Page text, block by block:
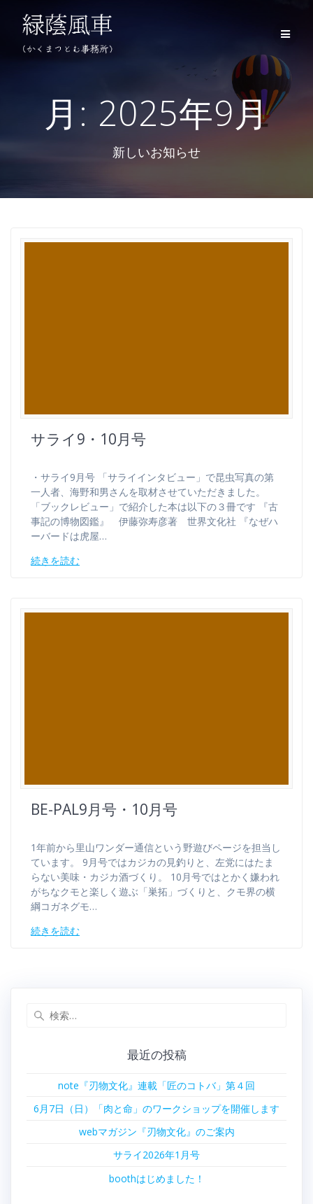
キ
ッ
月: 2025年9月
新しいお知らせ
サライ9・10月号
・サライ9月号 「サライインタビュー」で昆虫写真の第
一人者、海野和男さんを取材させていただきました。
「ブックレビュー」で紹介した本は以下の３冊です 『古
事記の博物図鑑』 伊藤弥寿彦著 世界文化社 『なぜハ
ーバードは虎屋…
続きを読む
BE-PAL9月号・10月号
1年前から里山ワンダー通信という野遊びページを担当し
ています。 9月号ではカジカの見釣りと、左党にはたま
らない美味・カジカ酒づくり。 10月号ではとかく嫌われ
がちなクモと楽しく遊ぶ「巣拓」づくりと、クモ界の横
綱コガネグモ…
続きを読む
最近の投稿
note『刃物文化』連載「匠のコトバ」第４回
6月7日（日）「肉と命」のワークショップを開催します
webマガジン『刃物文化』のご案内
サライ2026年1月号
boothはじめました！